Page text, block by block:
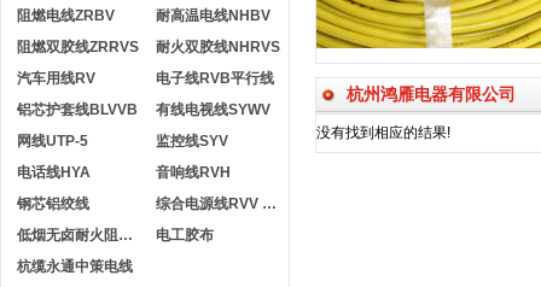
阻燃电线ZRBV
耐高温电线NHBV
阻燃双胶线ZRRVS
耐火双胶线NHRVS
汽车用线RV
电子线RVB平行线
铝芯护套线BLVVB
有线电视线SYWV
网线UTP-5
监控线SYV
电话线HYA
音响线RVH
钢芯铝绞线
综合电源线RVV KVVR
低烟无卤耐火阻燃电线
电工胶布
杭缆永通中策电线
杭州鸿雁电器有限公司
没有找到相应的结果!